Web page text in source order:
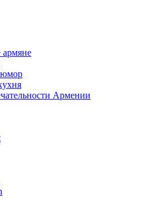
Армении